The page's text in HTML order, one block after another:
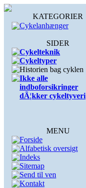
KATEGORIER
Cykelanhænger
SIDER
Cykelteknik
Cykeltyper
Historien bag cyklen
Ikke alle
indboforsikringer
dÃ¦kker cykeltyveri
MENU
Forside
Alfabetisk oversigt
Indeks
Sitemap
Send til ven
Kontakt